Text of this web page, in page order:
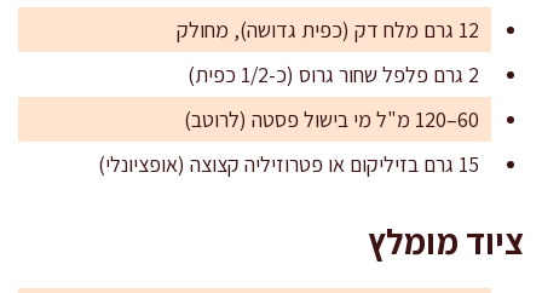
12 גרם מלח דק (כפית גדושה), מחולק
2 גרם פלפל שחור גרוס (כ-1/2 כפית)
60–120 מ"ל מי בישול פסטה (לרוטב)
15 גרם בזיליקום או פטרוזיליה קצוצה (אופציונלי)
ציוד מומלץ